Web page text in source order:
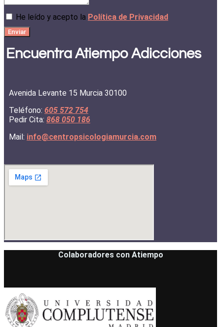
He leído y acepto la Política de Privacidad
Enviar
Encuentra Atiempo Adicciones
Avenida Levante 15 Murcia 30100
Teléfono: 605 572 754
Pedir Cita: 868 050 186
Mail: info@centropsicologiamurcia.com
Colaboradores con Atiempo